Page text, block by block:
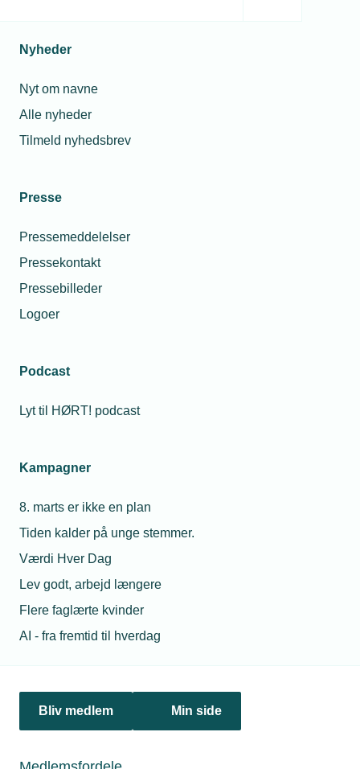
Nyheder
Nyt om navne
Alle nyheder
Tilmeld nyhedsbrev
Presse
Pressemeddelelser
Pressekontakt
Pressebilleder
Logoer
Podcast
Lyt til HØRT! podcast
Kampagner
8. marts er ikke en plan
Tiden kalder på unge stemmer.
Værdi Hver Dag
Lev godt, arbejd længere
Flere faglærte kvinder
AI - fra fremtid til hverdag
Bliv medlem Min side
Politik & analyse
jura@tekniq.dk
tekniq@tekniq.dk